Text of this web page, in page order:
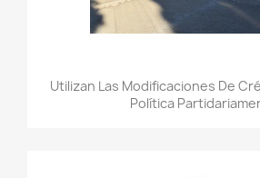
Utilizan Las Modificaciones De
Política